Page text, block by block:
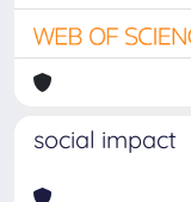
social impact